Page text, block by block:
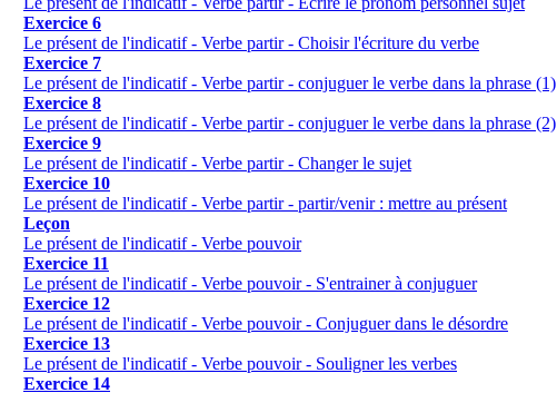
Exercice 6
Le présent de l'indicatif - Verbe partir - Choisir l'écriture du verbe
Exercice 7
Le présent de l'indicatif - Verbe partir - conjuguer le verbe dans la phrase (1)
Exercice 8
Le présent de l'indicatif - Verbe partir - conjuguer le verbe dans la phrase (2)
Exercice 9
Le présent de l'indicatif - Verbe partir - Changer le sujet
Exercice 10
Le présent de l'indicatif - Verbe partir - partir/venir : mettre au présent
Leçon
Le présent de l'indicatif - Verbe pouvoir
Exercice 11
Le présent de l'indicatif - Verbe pouvoir - S'entrainer à conjuguer
Exercice 12
Le présent de l'indicatif - Verbe pouvoir - Conjuguer dans le désordre
Exercice 13
Le présent de l'indicatif - Verbe pouvoir - Souligner les verbes
Exercice 14